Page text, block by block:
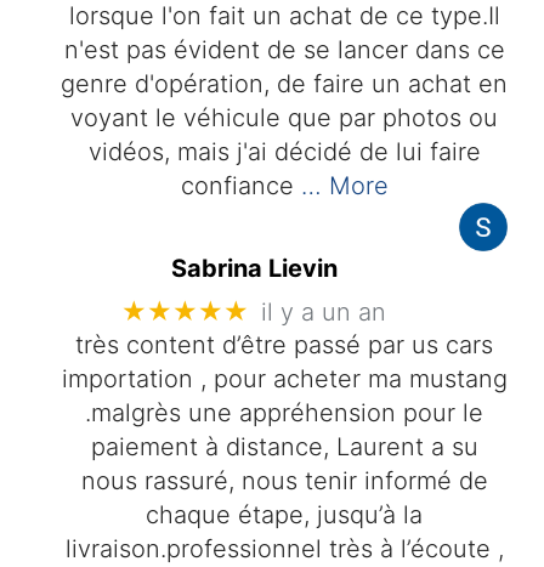
lorsque l'on fait un achat de ce type.Il
n'est pas évident de se lancer dans ce
genre d'opération, de faire un achat en
voyant le véhicule que par photos ou
vidéos, mais j'ai décidé de lui faire
confiance … More
Sabrina Lievin
★★★★★ il y a un an
très content d’être passé par us cars
importation , pour acheter ma mustang
.malgrès une appréhension pour le
paiement à distance, Laurent a su
nous rassuré, nous tenir informé de
chaque étape, jusqu’à la
livraison.professionnel très à l’écoute ,